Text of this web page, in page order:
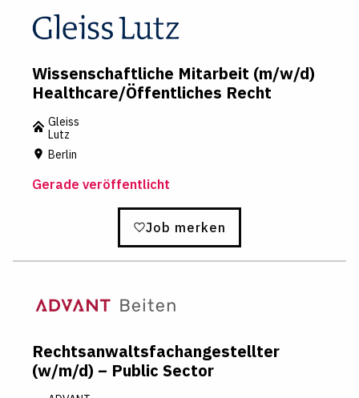
Wissenschaftliche Mitarbeit (m/w/d)
Healthcare/Öffentliches Recht
Gleiss
Lutz
Berlin
Gerade veröffentlicht
Job merken
Rechtsanwaltsfachangestellter
(w/m/d) – Public Sector